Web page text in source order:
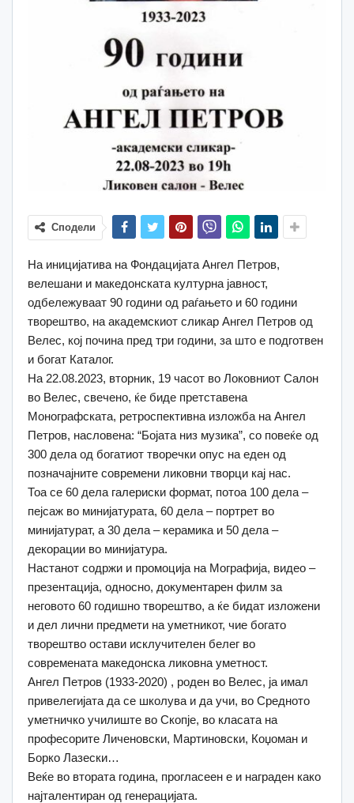
Сподели
На иницијатива на Фондацијата Ангел Петров,
велешани и македонската културна јавност,
одбележуваат 90 години од раѓањето и 60 години
творештво, на академскиот сликар Ангел Петров од
Велес, кој почина пред три години, за што е подготвен
и богат Каталог.
На 22.08.2023, вторник, 19 часот во Локовниот Салон
во Велес, свечено, ќе биде претставена
Монографската, ретроспективна изложба на Ангел
Петров, насловена: “Бојата низ музика”, со повеќе од
300 дела од богатиот творечки опус на еден од
позначајните современи ликовни творци кај нас.
Тоа се 60 дела галериски формат, потоа 100 дела –
пејсаж во минијатурата, 60 дела – портрет во
минијатурат, а 30 дела – керамика и 50 дела –
декорации во минијатура.
Настанот содржи и промоција на Мографија, видео –
презентација, односно, документарен филм за
неговото 60 годишно творештво, а ќе бидат изложени
и дел лични предмети на уметникот, чие богато
творештво остави исклучителен белег во
современата македонска ликовна уметност.
Ангел Петров (1933-2020) , роден во Велес, ја имал
привелегијата да се школува и да учи, во Средното
уметничко училиште во Скопje, во класата на
професорите Личеновски, Мартиновски, Коџоман и
Борко Лазески…
Веќе во втората година, прогласеен е и награден како
најталентиран од генерацијата.